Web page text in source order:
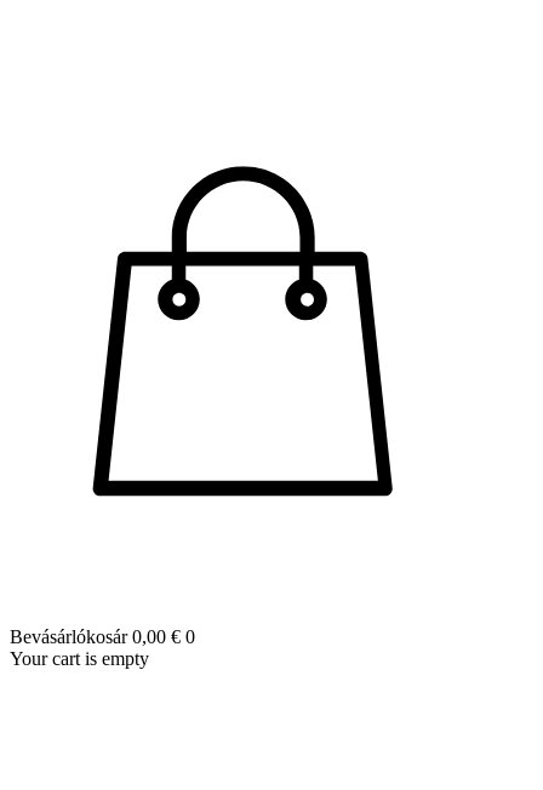
Bevásárlókosár 0,00 € 0
Your cart is empty